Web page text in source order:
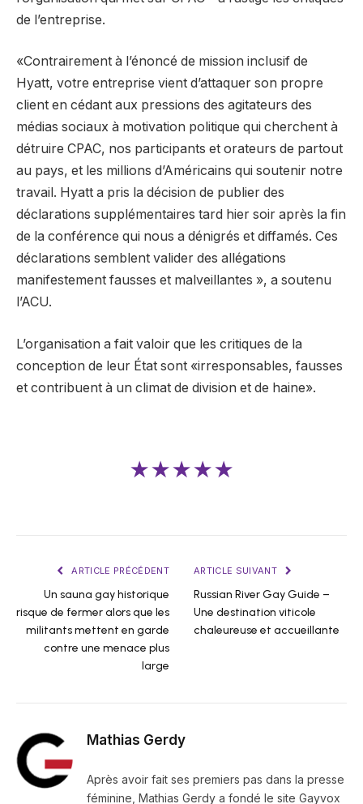
de l’entreprise.
«Contrairement à l’énoncé de mission inclusif de
Hyatt, votre entreprise vient d’attaquer son propre
client en cédant aux pressions des agitateurs des
médias sociaux à motivation politique qui cherchent à
détruire CPAC, nos participants et orateurs de partout
au pays, et les millions d’Américains qui soutenir notre
travail. Hyatt a pris la décision de publier des
déclarations supplémentaires tard hier soir après la fin
de la conférence qui nous a dénigrés et diffamés. Ces
déclarations semblent valider des allégations
manifestement fausses et malveillantes », a soutenu
l’ACU.
L’organisation a fait valoir que les critiques de la
conception de leur État sont «irresponsables, fausses
et contribuent à un climat de division et de haine».
★★★★★
ARTICLE PRÉCÉDENT
Un sauna gay historique
risque de fermer alors que les
militants mettent en garde
contre une menace plus
large
ARTICLE SUIVANT
Russian River Gay Guide –
Une destination viticole
chaleureuse et accueillante
Mathias Gerdy
Après avoir fait ses premiers pas dans la presse
féminine, Mathias Gerdy a fondé le site Gayvox